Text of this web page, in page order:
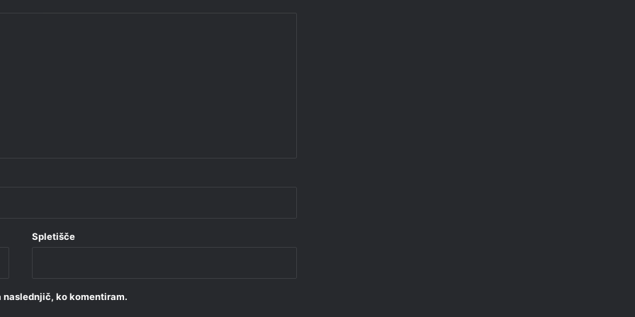
Spletišče
naslednjič, ko komentiram.